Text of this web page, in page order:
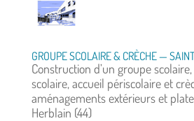
GROUPE SCOLAIRE & CRÈCHE —
Construction d’un groupe
scolaire, accueil périscolaire et
aménagements extérieurs et
Herblain (44)